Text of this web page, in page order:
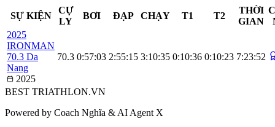
SỰ KIỆN
CỰ
LY
BƠI ĐẠP CHẠY T1 T2
THỜI
GIAN
2025
IRONMAN
70.3 Da
Nang
2025
70.3 0:57:03 2:55:15 3:10:35 0:10:36 0:10:23 7:23:52
BEST TRIATHLON.VN
Powered by Coach Nghĩa & AI Agent X